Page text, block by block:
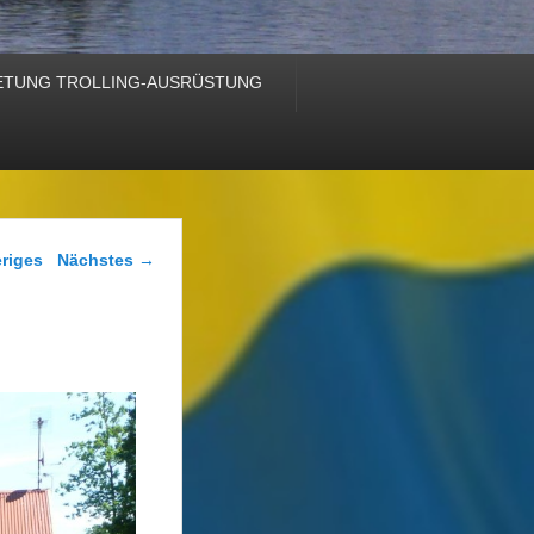
TROLLING-AUSRÜSTUNG
Nächstes →